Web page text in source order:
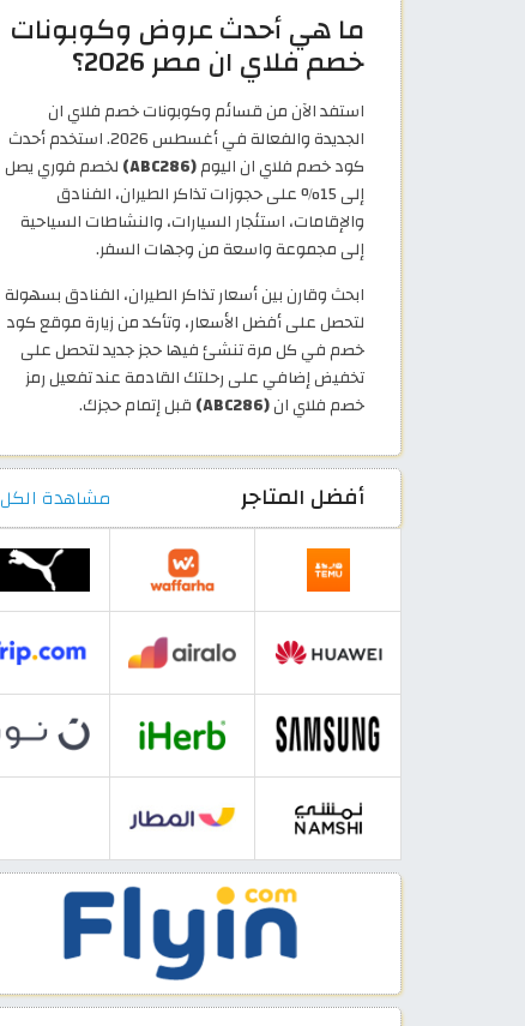
ما هي أحدث عروض وكوبونات
خصم فلاي ان مصر 2026؟
استفد الآن من قسائم وكوبونات خصم فلاي ان
الجديدة والفعالة في أغسطس 2026. استخدم أحدث
كود خصم فلاي ان اليوم(ABC286)
لخصم فوري يصل
إلى 15% على حجوزات تذاكر الطيران، الفنادق
والإقامات، استئجار السيارات، والنشاطات السياحية
إلى مجموعة واسعة من وجهات السفر.
ابحث وقارن بين أسعار تذاكر الطيران، الفنادق بسهولة
لتحصل على أفضل الأسعار، وتأكد من زيارة موقع كود
خصم في كل مرة تنشئ فيها حجز جديد لتحصل على
تخفيض إضافي على رحلتك القادمة عند تفعيل رمز
خصم فلاي ان(ABC286) قبل إتمام حجزك.
أفضل المتاجر مشاهدة الكل